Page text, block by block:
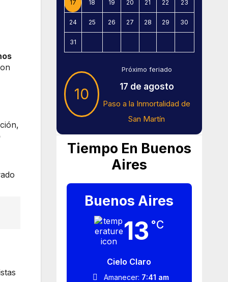
17 18 19 20 21 22 23
24 25 26 27 28 29 30
31
10
Próximo feriado
17 de agosto
Paso a la Inmortalidad de
San Martín
Tiempo En Buenos
Aires
Buenos Aires
13 °C
Cielo Claro
Amanecer: 7:41 am